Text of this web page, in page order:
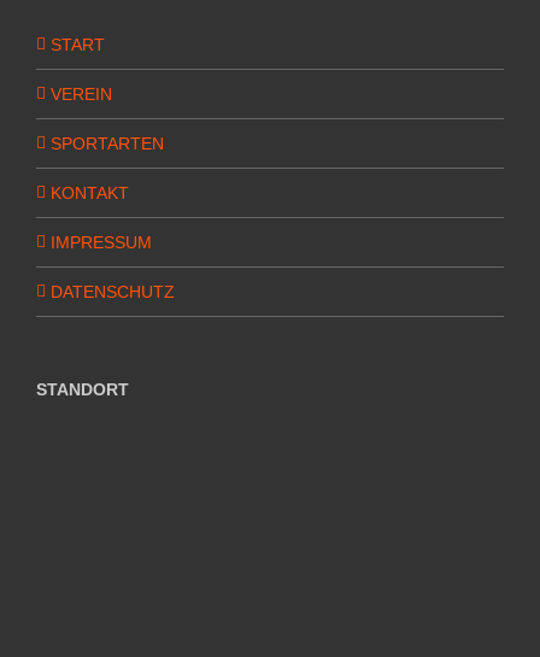
START
VEREIN
SPORTARTEN
KONTAKT
IMPRESSUM
DATENSCHUTZ
STANDORT